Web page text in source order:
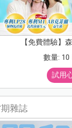
【免費體驗】
數量: 10
試用
雜誌